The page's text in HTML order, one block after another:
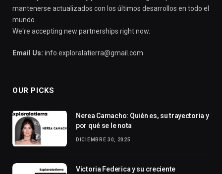
mantenerse actualizados con los últimos desarrollos en todo el
mundo.
We're accepting new partnerships right now.
Email Us: info.exploralatierra@gmail.com
OUR PICKS
Nerea Camacho: Quién es, su trayectoria y
por qué se le nota
DICIEMBRE 30, 2025
Victoria Federica y su creciente